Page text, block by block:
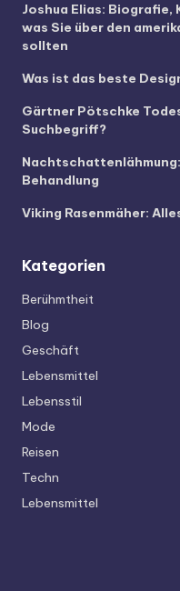
Joshua Elias: Biografie,
was Sie über den
sollten
Was ist das beste
Gärtner Pötschke
Suchbegriff?
Behandlung
Viking Rasenmäher:
Kategorien
Berühmtheit
Blog
Geschäft
Lebensmittel
Lebensstil
Mode
Reisen
Techn
Lebensmittel